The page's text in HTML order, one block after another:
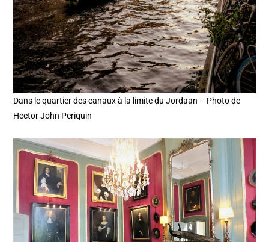
Dans le quartier des canaux à la limite du Jordaan – Photo de
Hector John Periquin